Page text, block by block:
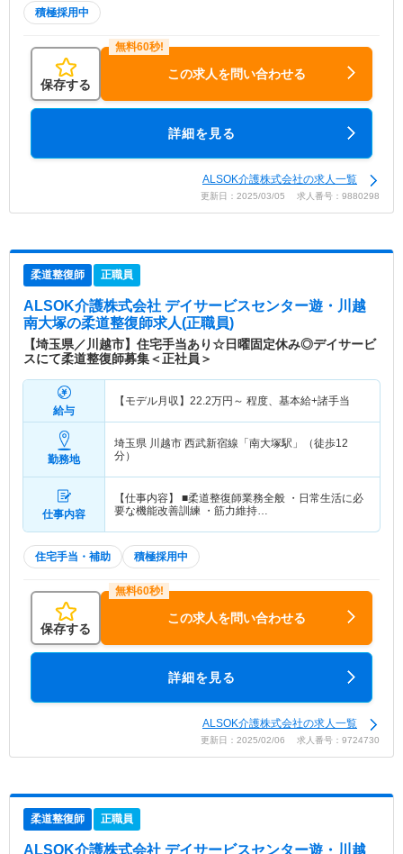
積極採用中
保存する
この求人を問い合わせる
詳細を見る
ALSOK介護株式会社の求人一覧
更新日：2025/03/05 求人番号：9880298
柔道整復師 正職員
ALSOK介護株式会社 デイサービスセンター遊・川越
南大塚の柔道整復師求人(正職員)
【埼玉県／川越市】住宅手当あり☆日曜固定休み◎デイサービ
スにて柔道整復師募集＜正社員＞
給与
【モデル月収】 22.2万円～ 程度、基本給+諸手当
勤務地
埼玉県 川越市 西武新宿線「南大塚駅」（徒歩12
分）
仕事内容
【仕事内容】 ■柔道整復師業務全般 ・日常生活に必
要な機能改善訓練 ・筋力維持…
住宅手当・補助 積極採用中
保存する
この求人を問い合わせる
詳細を見る
ALSOK介護株式会社の求人一覧
更新日：2025/02/06 求人番号：9724730
柔道整復師 正職員
ALSOK介護株式会社 デイサービスセンター遊・川越